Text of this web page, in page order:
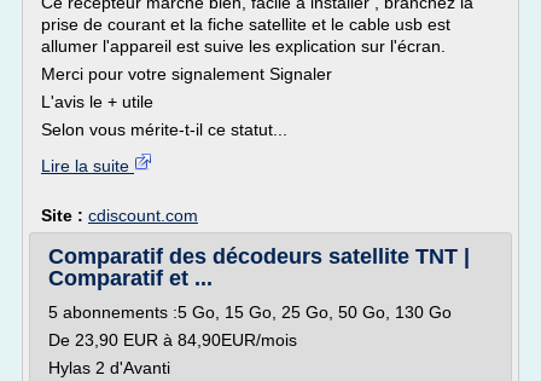
prise de courant et la fiche satellite et le cable usb est
allumer l'appareil est suive les explication sur l'écran.
Merci pour votre signalement Signaler
L'avis le + utile
Selon vous mérite-t-il ce statut...
Lire la suite
Site : cdiscount.com
Comparatif des décodeurs satellite TNT |
Comparatif et ...
5 abonnements :5 Go, 15 Go, 25 Go, 50 Go, 130 Go
De 23,90 EUR à 84,90EUR/mois
Hylas 2 d'Avanti